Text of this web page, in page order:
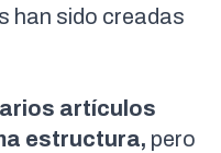
han sido creadas
artículos
estructura, pero